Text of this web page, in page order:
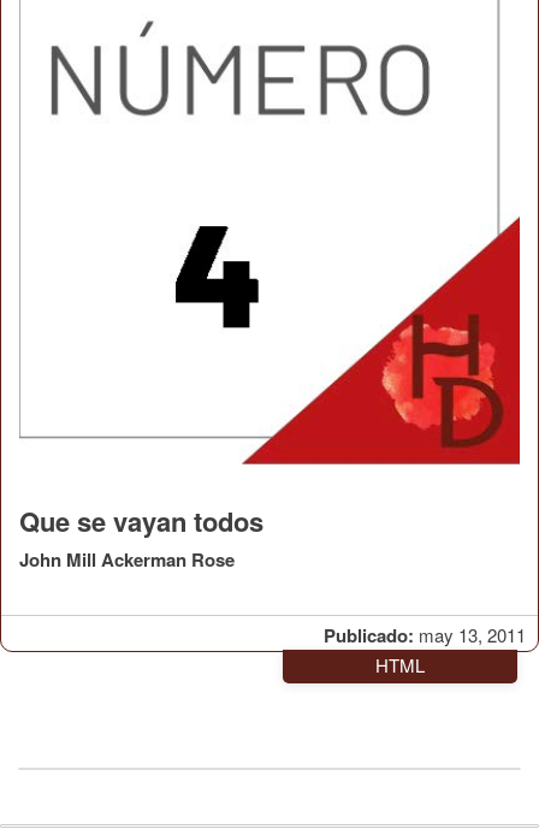
Publicado: may 13, 2011
Que se vayan todos
John Mill Ackerman Rose
HTML